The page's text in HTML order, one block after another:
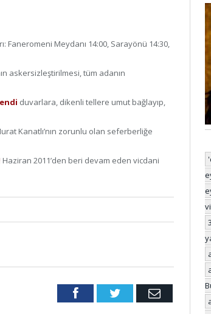
Faneromeni Meydanı 14:00, Sarayönü 14:30,
askersizleştirilmesi, tüm adanın
duvarlara, dikenli tellere umut bağlayıp,
Kanatlı’nın zorunlu olan seferberliğe
Haziran 2011’den beri devam eden vicdani
FacebookTwitter Email